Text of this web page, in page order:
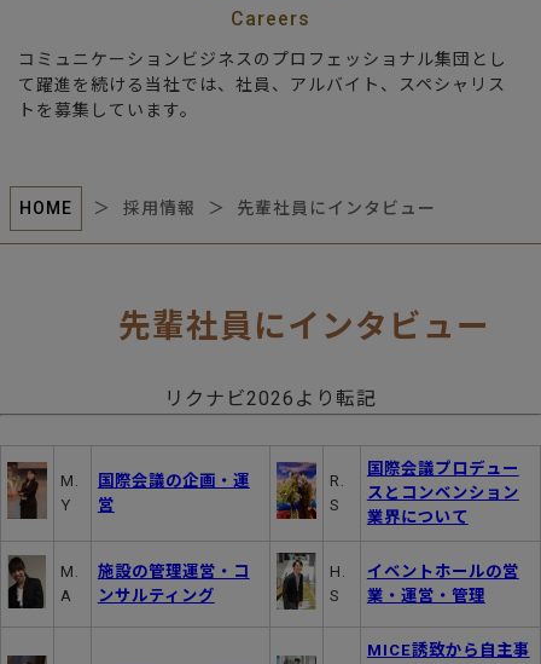
Careers
コミュニケーションビジネスのプロフェッショナル集団とし
て躍進を続ける当社では、社員、アルバイト、スペシャリス
トを募集しています。
HOME ＞ 採用情報 ＞ 先輩社員にインタビュー
先輩社員にインタビュー
リクナビ2026より転記
M.
Y
国際会議の企画・運
営
R.
S
国際会議プロデュー
スとコンベンション
業界について
M.
A
施設の管理運営・コ
ンサルティング
H.
S
イベントホールの営
業・運営・管理
MICE誘致から自主事